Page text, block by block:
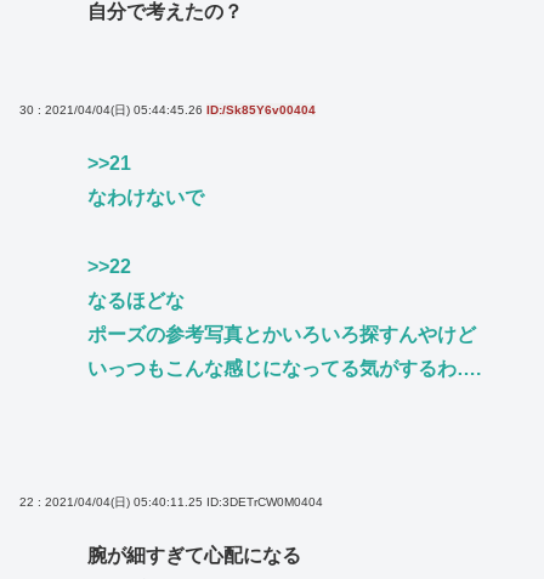
自分で考えたの？
30 : 2021/04/04(日) 05:44:45.26 ID:/Sk85Y6v00404
>>21
なわけないで
>>22
なるほどな
ポーズの参考写真とかいろいろ探すんやけど
いっつもこんな感じになってる気がするわ….
22 : 2021/04/04(日) 05:40:11.25 ID:3DETrCW0M0404
腕が細すぎて心配になる